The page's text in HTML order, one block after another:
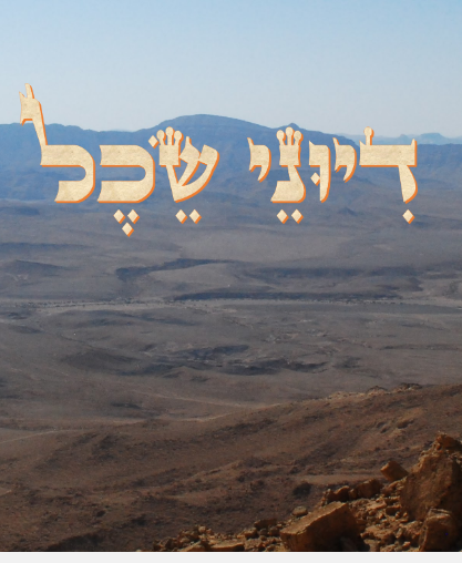
דיוני שכל